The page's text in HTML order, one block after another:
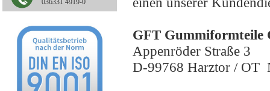
036331 4919-0
GFT Gummiformteile
Appenröder Straße 3
D-99768 Harztor / OT